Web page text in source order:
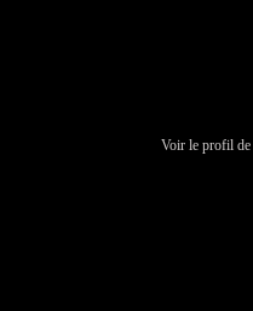
Voir le profil de